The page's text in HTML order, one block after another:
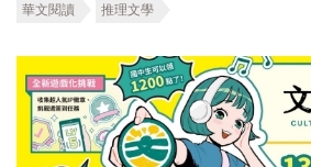
華文閱讀 推理文學